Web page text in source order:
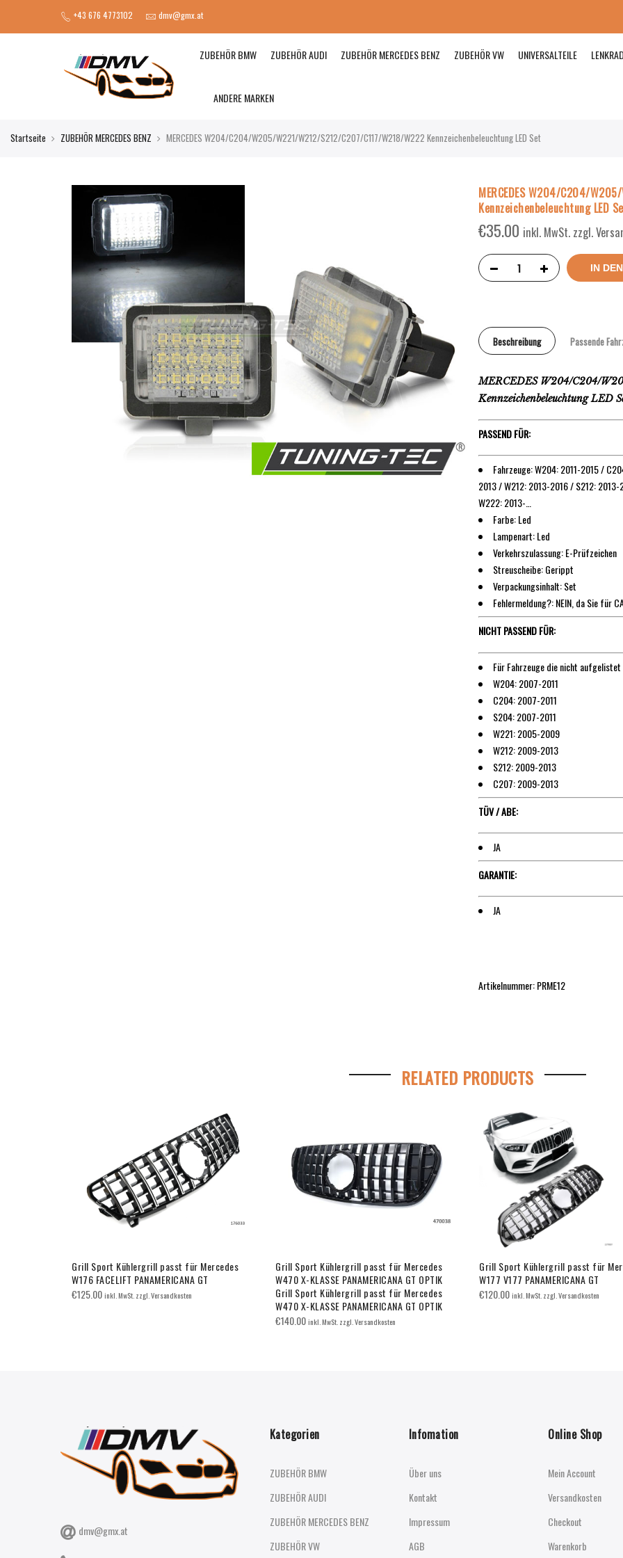
+43 676 4773102 dmv@gmx.at
ZUBEHÖR BMW ZUBEHÖR AUDI ZUBEHÖR MERCEDES BENZ ZUBEHÖR VW UNIVERSALTEILE
ANDERE MARKEN
Startseite ZUBEHÖR MERCEDES BENZ MERCEDES W204/C204/W205/W221/W212/S212/C207/C117/W218/W222 Kennzeichenbeleuchtung LED Set
MERCEDES W204/C204/
Kennzeichenbeleuchtung LED
€35.00 inkl. MwSt. zzgl.
IN
Beschreibung Passende
MERCEDES W204/C204/
Kennzeichenbeleuchtung LED
PASSEND FÜR:
Fahrzeuge: W204: 2011-2015 /
2013 / W212: 2013-2016 / S212:
W222: 2013-…
Farbe: Led
Lampenart: Led
Verkehrszulassung: E-Prüfzeichen
Streuscheibe: Gerippt
Verpackungsinhalt: Set
Fehlermeldung?: NEIN, da Sie für
NICHT PASSEND FÜR:
Für Fahrzeuge die nicht
W204: 2007-2011
C204: 2007-2011
S204: 2007-2011
W221: 2005-2009
W212: 2009-2013
S212: 2009-2013
C207: 2009-2013
TÜV / ABE:
JA
GARANTIE:
JA
Artikelnummer: PRME12
RELATED PRODUCTS
Grill Sport Kühlergrill passt für Mercedes
W176 FACELIFT PANAMERICANA GT
€125.00inkl. MwSt. zzgl. Versandkosten
Grill Sport Kühlergrill passt für Mercedes
W470 X-KLASSE PANAMERICANA GT OPTIK
Grill Sport Kühlergrill passt für Mercedes
W470 X-KLASSE PANAMERICANA GT OPTIK
€140.00inkl. MwSt. zzgl. Versandkosten
Grill Sport Kühlergrill passt für
W177 V177 PANAMERICANA GT
€120.00inkl. MwSt. zzgl. Versandkosten
dmv@gmx.at
Kategorien
ZUBEHÖR BMW
ZUBEHÖR AUDI
ZUBEHÖR MERCEDES BENZ
ZUBEHÖR VW
Infomation
Über uns
Kontakt
Impressum
AGB
Online Shop
Mein Account
Versandkosten
Checkout
Warenkorb